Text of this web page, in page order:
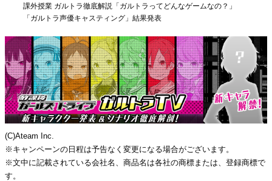
課外授業 ガルトラ徹底解説「ガルトラってどんなゲームなの？」
「ガルトラ声優キャスティング」結果発表
(C)Ateam Inc.
※キャンペーンの日程は予告なく変更になる場合がございます。
※文中に記載されている会社名、商品名は各社の商標または、登録商標で
す。